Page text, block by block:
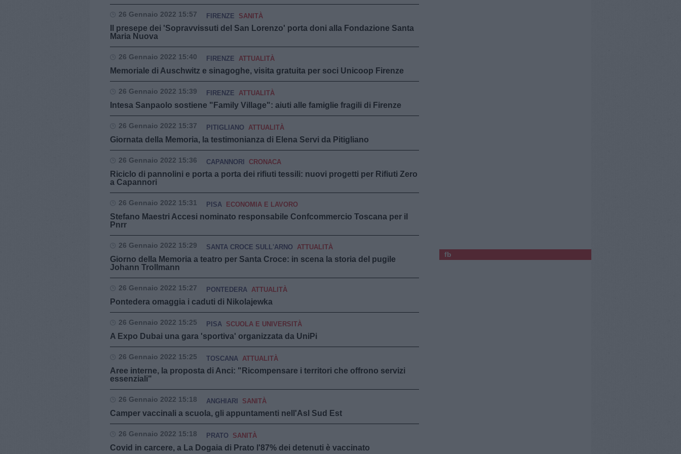
26 Gennaio 2022 15:57 FIRENZE SANITÀ
Il presepe dei 'Sopravvissuti del San Lorenzo' porta doni alla Fondazione Santa
Maria Nuova
26 Gennaio 2022 15:40 FIRENZE ATTUALITÀ
Memoriale di Auschwitz e sinagoghe, visita gratuita per soci Unicoop Firenze
26 Gennaio 2022 15:39 FIRENZE ATTUALITÀ
Intesa Sanpaolo sostiene "Family Village": aiuti alle famiglie fragili di Firenze
26 Gennaio 2022 15:37 PITIGLIANO ATTUALITÀ
Giornata della Memoria, la testimonianza di Elena Servi da Pitigliano
26 Gennaio 2022 15:36 CAPANNORI CRONACA
Riciclo di pannolini e porta a porta dei rifiuti tessili: nuovi progetti per Rifiuti Zero
a Capannori
26 Gennaio 2022 15:31 PISA ECONOMIA E LAVORO
Stefano Maestri Accesi nominato responsabile Confcommercio Toscana per il
Pnrr
26 Gennaio 2022 15:29 SANTA CROCE SULL'ARNO ATTUALITÀ
Giorno della Memoria a teatro per Santa Croce: in scena la storia del pugile
Johann Trollmann
26 Gennaio 2022 15:27 PONTEDERA ATTUALITÀ
Pontedera omaggia i caduti di Nikolajewka
26 Gennaio 2022 15:25 PISA SCUOLA E UNIVERSITÀ
A Expo Dubai una gara 'sportiva' organizzata da UniPi
26 Gennaio 2022 15:25 TOSCANA ATTUALITÀ
Aree interne, la proposta di Anci: "Ricompensare i territori che offrono servizi
essenziali"
26 Gennaio 2022 15:18 ANGHIARI SANITÀ
Camper vaccinali a scuola, gli appuntamenti nell'Asl Sud Est
26 Gennaio 2022 15:18 PRATO SANITÀ
Covid in carcere, a La Dogaia di Prato l'87% dei detenuti è vaccinato
fb